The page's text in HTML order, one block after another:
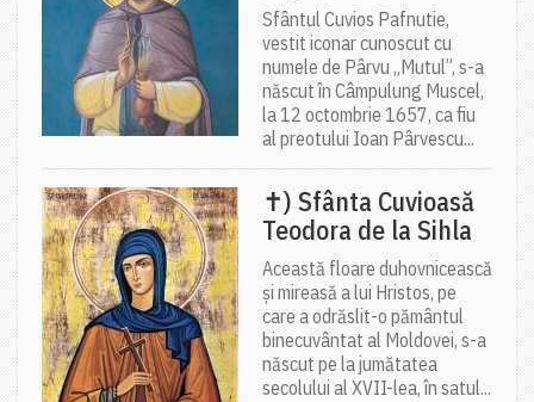
Sfântul Cuvios Pafnutie,
vestit iconar cunoscut cu
numele de Pârvu „Mutul”, s-a
născut în Câmpulung Muscel,
la 12 octombrie 1657, ca fiu
al preotului Ioan Pârvescu...
✝) Sfânta Cuvioasă
Teodora de la Sihla
Această floare duhovnicească
și mireasă a lui Hristos, pe
care a odrăslit-o pământul
binecuvântat al Moldovei, s-a
născut pe la jumătatea
secolului al XVII-lea, în satul...